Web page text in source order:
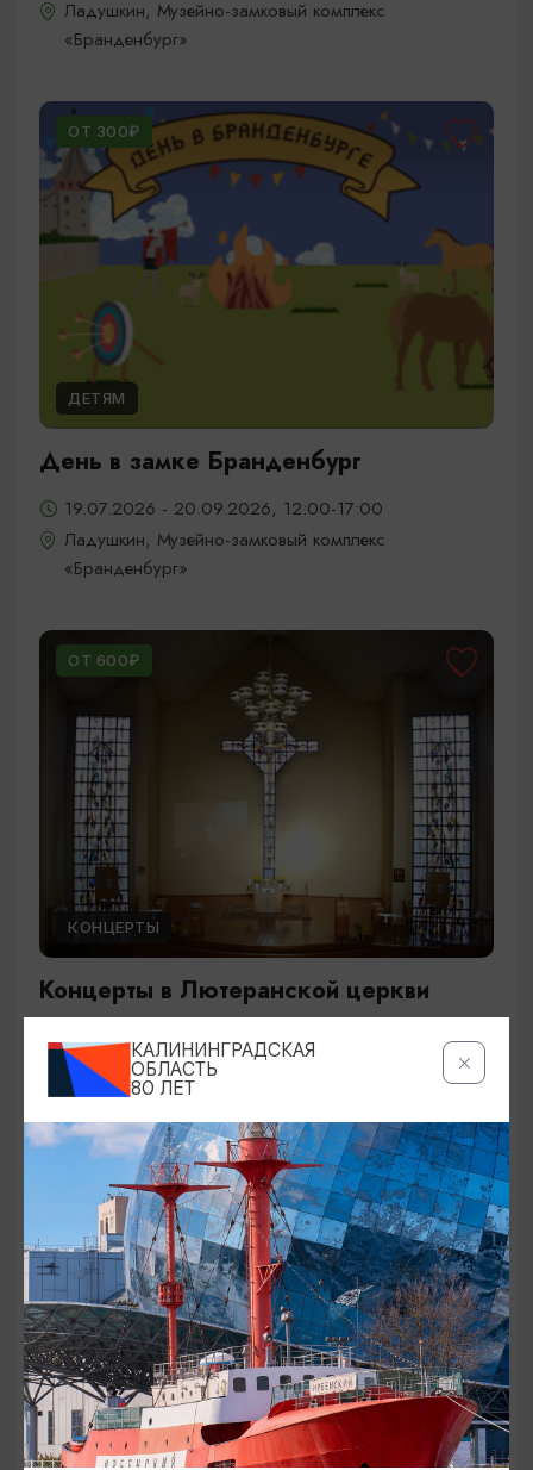
Ладушкин, Музейно-замковый комплекс
«Бранденбург»
ОТ 300₽
ДЕТЯМ
День в замке Бранденбург
19.07.2026 - 20.09.2026, 12:00-17:00
Ладушкин, Музейно-замковый комплекс
«Бранденбург»
ОТ 600₽
КОНЦЕРТЫ
Концерты в Лютеранской церкви
19.07.2026 - 19.08.2026, 19:00
Калининград, Евангелическо-лютеранская церковь
«Воскресения»
ОТ 250₽
ДЕТЯМ
КАЛИНИНГРАДСКАЯ
ОБЛАСТЬ
80 ЛЕТ